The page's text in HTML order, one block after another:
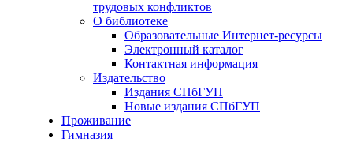
трудовых конфликтов
О библиотеке
Образовательные Интернет-ресурсы
Электронный каталог
Контактная информация
Издательство
Издания СПбГУП
Новые издания СПбГУП
Проживание
Гимназия